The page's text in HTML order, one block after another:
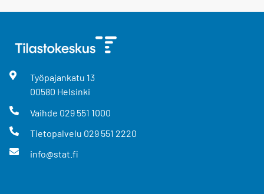
Työpajankatu 13
00580 Helsinki
Vaihde 029 551 1000
Tietopalvelu 029 551 2220
info@stat.fi